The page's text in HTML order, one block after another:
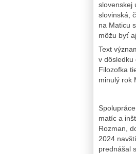
slovenskej
slovinská,
na Maticu
môžu byť
Text
v dôsledku
Filozofka
minulý rok
matíc a
Rozman,
2024
prednášal